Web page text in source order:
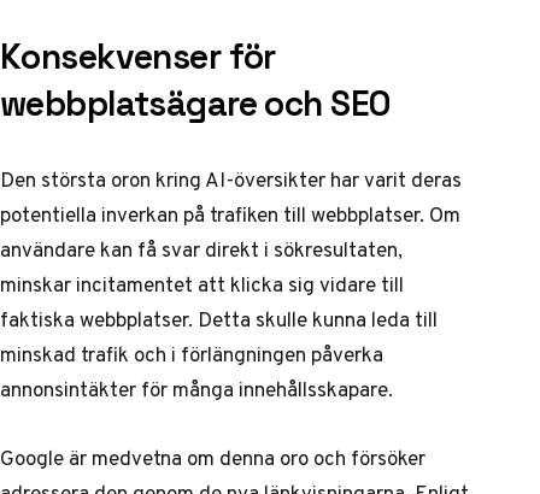
Konsekvenser för
webbplatsägare och SEO
Den största oron kring AI-översikter har varit deras
potentiella inverkan på trafiken till webbplatser. Om
användare kan få svar direkt i sökresultaten,
minskar incitamentet att klicka sig vidare till
faktiska webbplatser. Detta skulle kunna leda till
minskad trafik och i förlängningen påverka
annonsintäkter för många innehållsskapare.
Google är medvetna om denna oro och försöker